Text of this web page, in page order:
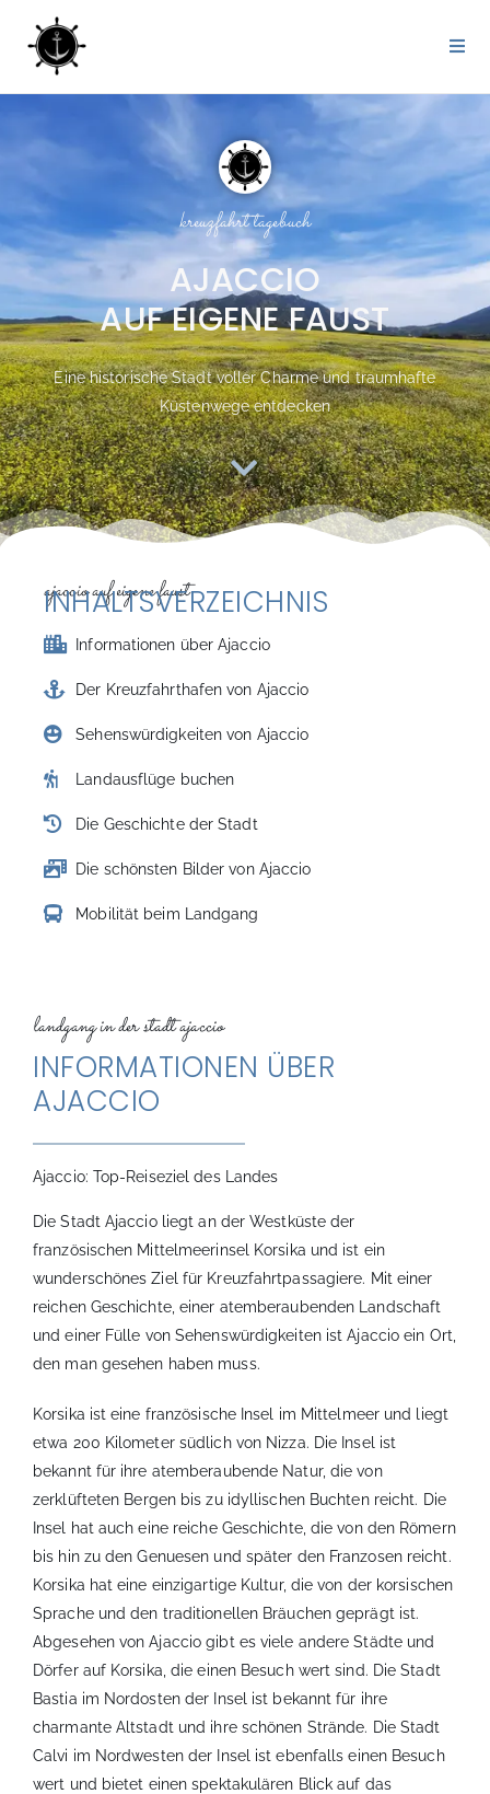
kreuzfahrt tagebuch
AJACCIO
AUF EIGENE FAUST
Eine historische Stadt voller Charme und traumhafte
Küstenwege entdecken
ajaccio auf eigene faust
INHALTSVERZEICHNIS
Informationen über Ajaccio
Der Kreuzfahrthafen von Ajaccio
Sehenswürdigkeiten von Ajaccio
Landausflüge buchen
Die Geschichte der Stadt
Die schönsten Bilder von Ajaccio
Mobilität beim Landgang
landgang in der stadt ajaccio
INFORMATIONEN ÜBER
AJACCIO
Ajaccio: Top-Reiseziel des Landes
Die Stadt Ajaccio liegt an der Westküste der
französischen Mittelmeerinsel Korsika und ist ein
wunderschönes Ziel für Kreuzfahrtpassagiere. Mit einer
reichen Geschichte, einer atemberaubenden Landschaft
und einer Fülle von Sehenswürdigkeiten ist Ajaccio ein Ort,
den man gesehen haben muss.
Korsika ist eine französische Insel im Mittelmeer und liegt
etwa 200 Kilometer südlich von Nizza. Die Insel ist
bekannt für ihre atemberaubende Natur, die von
zerklüfteten Bergen bis zu idyllischen Buchten reicht. Die
Insel hat auch eine reiche Geschichte, die von den Römern
bis hin zu den Genuesen und später den Franzosen reicht.
Korsika hat eine einzigartige Kultur, die von der korsischen
Sprache und den traditionellen Bräuchen geprägt ist.
Abgesehen von Ajaccio gibt es viele andere Städte und
Dörfer auf Korsika, die einen Besuch wert sind. Die Stadt
Bastia im Nordosten der Insel ist bekannt für ihre
charmante Altstadt und ihre schönen Strände. Die Stadt
Calvi im Nordwesten der Insel ist ebenfalls einen Besuch
wert und bietet einen spektakulären Blick auf das